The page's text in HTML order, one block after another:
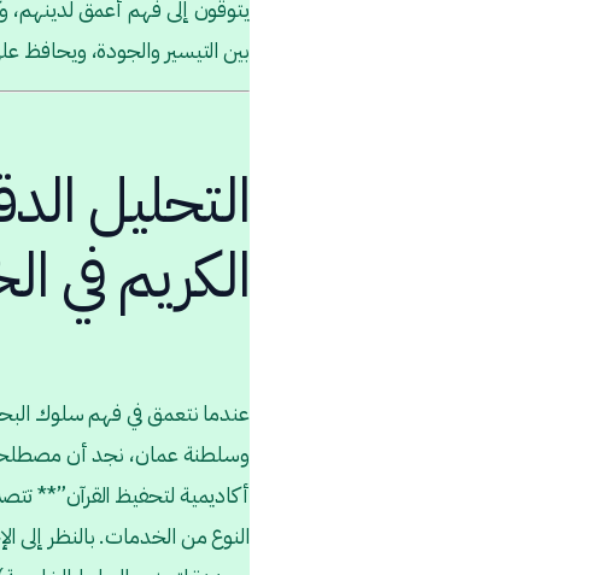
يتوقون إلى فهم أعمق
بين التيسير والجودة، ويحافظ
التحليل
الكريم في
عندما نتعمق في فهم سلوك
وسلطنة عمان، نجد أن
أكاديمية لتحفيظ القرآن”**
النوع من الخدمات. بالنظر إلى